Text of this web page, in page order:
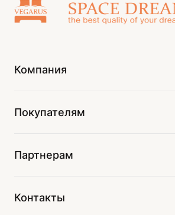
Компания
Покупателям
Партнерам
Контакты